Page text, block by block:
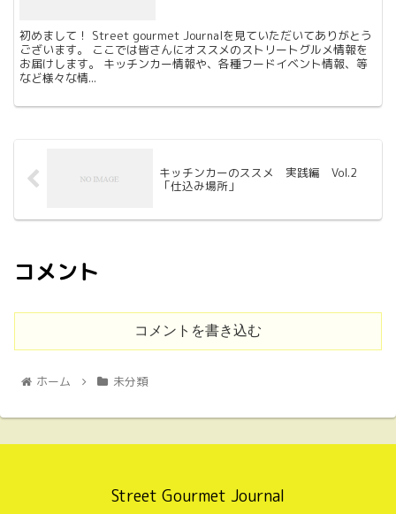
初めまして！ Street gourmet Journalを見ていただいてありがとう
ございます。 ここでは皆さんにオススメのストリートグルメ情報を
お届けします。 キッチンカー情報や、各種フードイベント情報、等
など様々な情...
キッチンカーのススメ 実践編 Vol.2
「仕込み場所」
コメント
コメントを書き込む
ホーム 未分類
Street Gourmet Journal